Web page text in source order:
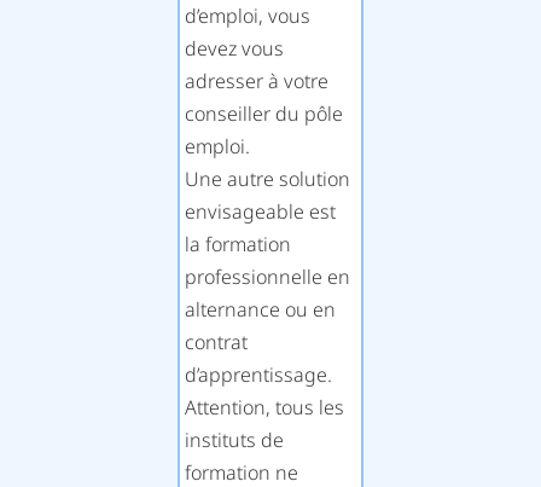
d’emploi, vous
devez vous
adresser à votre
conseiller du pôle
emploi.
Une autre solution
envisageable est
la formation
professionnelle en
alternance ou en
contrat
d’apprentissage.
Attention, tous les
instituts de
formation ne